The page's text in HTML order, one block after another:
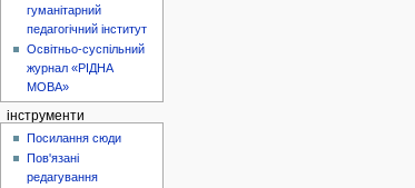
гуманітарний
педагогічний інститут
Освітньо-суспільний
журнал «РІДНА
МОВА»
інструменти
Посилання сюди
Пов'язані
редагування